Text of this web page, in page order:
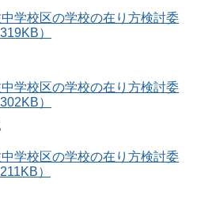
学校区の学校の在り方検討委
）
学校区の学校の在り方検討委
）
学校区の学校の在り方検討委
）